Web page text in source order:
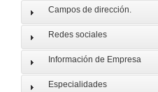
Campos de dirección.
Redes sociales
Información de Empresa
Especialidades